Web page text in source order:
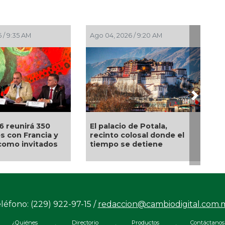
10:20 AM
de Arte
a Bellas
Jul 29, 2026 / 9:54 AM
“El arte es como una
tablita de salvación”,
expresa el pintor
Zenil
Next
(229) 922-97-15 /